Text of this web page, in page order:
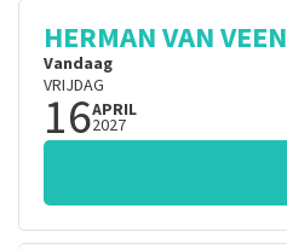
HERMAN VAN VEEN
Vandaag
VRIJDAG
16APRIL
2027